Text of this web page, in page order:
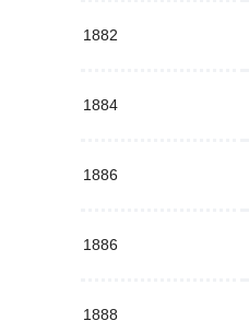
1882
1884
1886
1886
1888